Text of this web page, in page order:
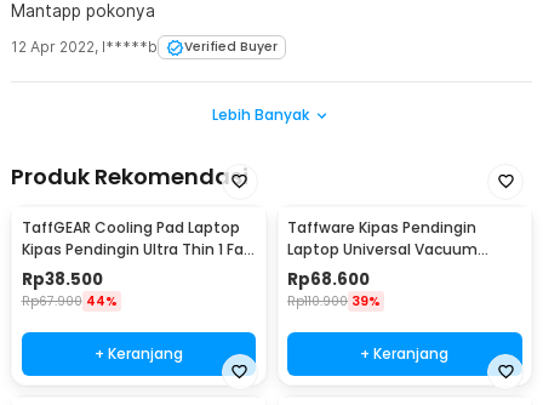
Mantapp pokonya
12 Apr 2022, I*****b Verified Buyer
Lebih Banyak
Produk Rekomendasi
TaffGEAR Cooling Pad Laptop
Kipas Pendingin Ultra Thin 1 Fan
14 Inch - V19
Rp38.500
Rp67.900 44%
+ Keranjang
Taffware Kipas Pendingin
Laptop Universal Vacuum
Cooler 3000RPM 2W 5V - ICE
FANIII
Rp68.600
Rp110.900 39%
+ Keranjang